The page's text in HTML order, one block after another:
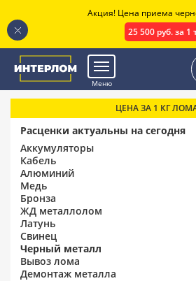
Меню
ЦЕНА ЗА 1 КГ
Расценки актуальны на сегодня
Аккумуляторы
Кабель
Алюминий
Медь
Бронза
ЖД металлолом
Латунь
Свинец
Черный металл
Вывоз лома
Демонтаж металла
Акция! Цена приема
25 500 руб. за 1
.